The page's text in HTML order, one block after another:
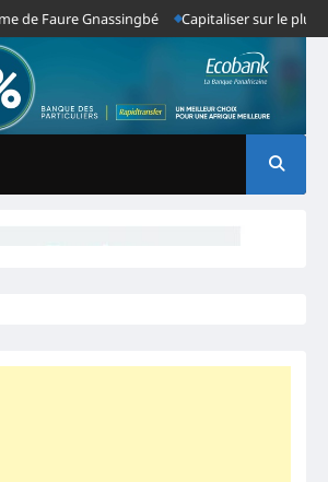
Faure Gnassingbé Capitaliser sur le plus